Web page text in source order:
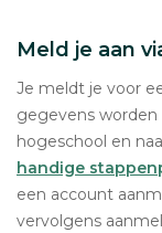
Meld je aan
Je meldt je voor
gegevens
hogeschool en
handige
een account
vervolgens